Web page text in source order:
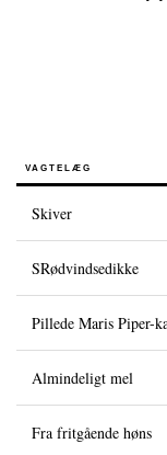
VAGTELÆG
Skiver
SRødvindsedikke
Pillede Maris Piper-
Almindeligt mel
Fra fritgående høns